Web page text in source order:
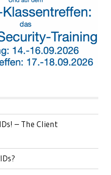
– The Client